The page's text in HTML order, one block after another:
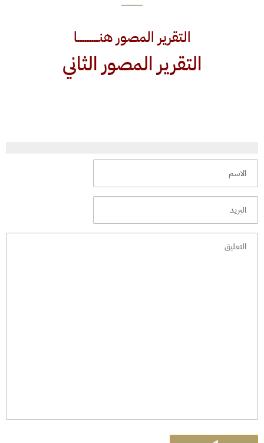
التقرير المصور هنــــــــــــا
التقرير المصور الثاني